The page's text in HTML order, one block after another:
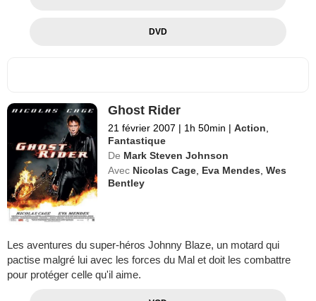
DVD
Ghost Rider
21 février 2007 | 1h 50min | Action
Fantastique
De Mark Steven Johnson
Avec Nicolas Cage Eva Mendes ,Wes
Bentley
Les aventures du super-héros Johnny Blaze, un motard qui
pactise malgré lui avec les forces du Mal et doit les combattre
pour protéger celle qu'il aime.